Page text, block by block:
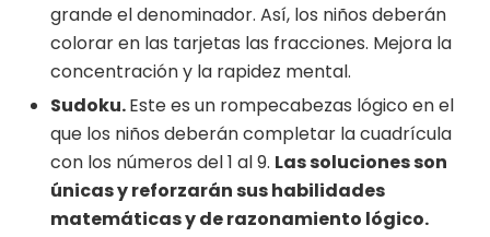
grande el denominador. Así, los niños deberán
colorar en las tarjetas las fracciones. Mejora la
concentración y la rapidez mental.
Sudoku.Este es un rompecabezas lógico en el
que los niños deberán completar la cuadrícula
con los números del 1 al 9. Las soluciones son
únicas y reforzarán sus habilidades
matemáticas y de razonamiento lógico.